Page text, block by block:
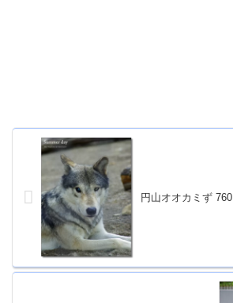
円山オオカミず 760